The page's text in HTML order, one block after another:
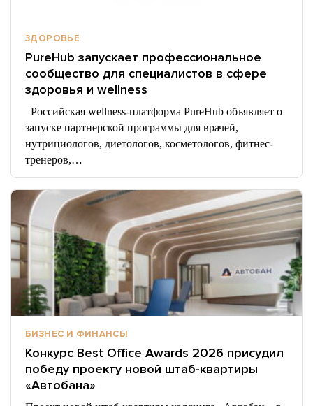
ЗДОРОВЬЕ
PureHub запускает профессиональное
сообщество для специалистов в сфере
здоровья и wellness
Российская wellness-платформа PureHub объявляет о
запуске партнерской программы для врачей,
нутрициологов, диетологов, косметологов, фитнес-
тренеров,…
БИЗНЕС И ФИНАНСЫ
Конкурс Best Office Awards 2026 присудил
победу проекту новой штаб-квартиры
«Автобана»